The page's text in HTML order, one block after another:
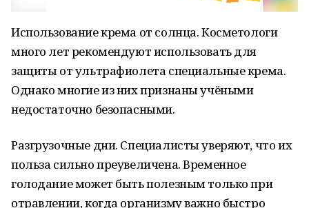
Использование крема от солнца. Косметологи
много лет рекомендуют использовать для
защиты от ультрафиолета специальные крема.
Однако многие из них признаны учёными
недостаточно безопасными.
Разгрузочные дни. Специалисты уверяют, что их
польза сильно преувеличена. Временное
голодание может быть полезным только при
отравлении, когда организму важно быстро